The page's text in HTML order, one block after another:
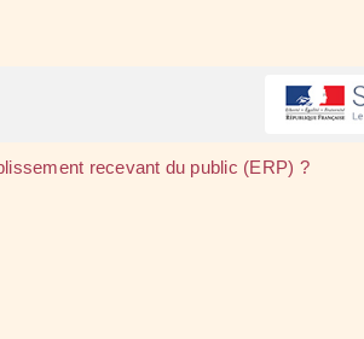
recevant du public (ERP) ?